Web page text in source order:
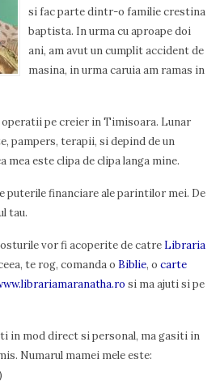
si fac parte dintr-o familie crestina
baptista. In urma cu aproape doi
ani, am avut un cumplit accident de
masina, in urma caruia am ramas in
pe creier in Timisoara. Lunar
pampers, terapii, si depind de un
este clipa de clipa langa mine.
puterile financiare ale parintilor mei. De
tau.
vor fi acoperite de catre Libraria
te rog, comanda o Biblie, o carte
si ma ajuti si pe
in mod direct si personal, ma gasiti in
Numarul mamei mele este: